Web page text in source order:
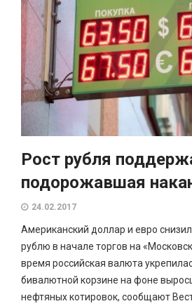
Рост рубля
подорожавшая
24.02.2017
Американский доллар и евро
рублю в начале торгов на
время российская валюта
бивалютной корзине на фоне
нефтяных котировок, сообщают